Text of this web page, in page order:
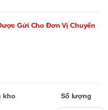
Gửi Cho Đơn Vị Chuyển
kho Số lượng